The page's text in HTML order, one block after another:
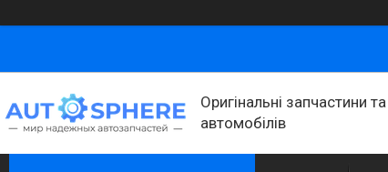
Оригінальні запчастини
автомобілів